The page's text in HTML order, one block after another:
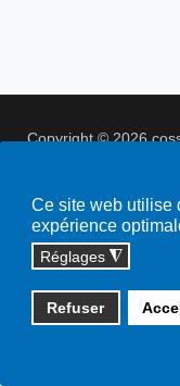
Ce site web utilise
expérience
Réglages ◮
Refuser
Copyright © 2026
Plan du site